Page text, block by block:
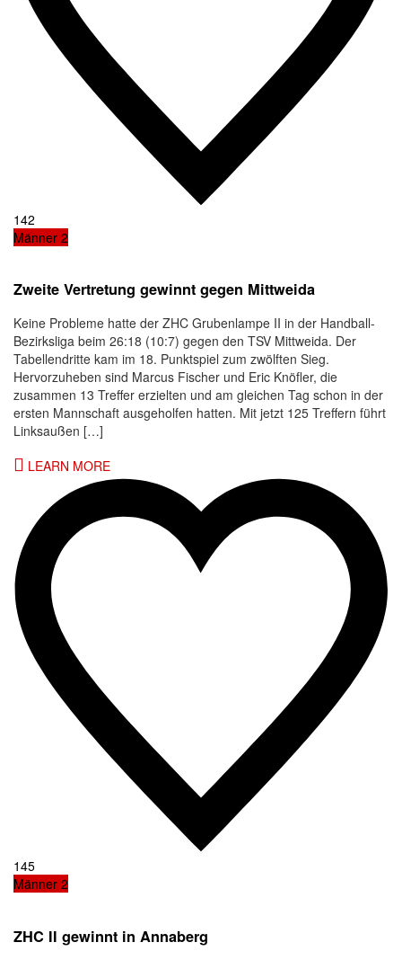
142
Männer 2
Zweite Vertretung gewinnt gegen Mittweida
Keine Probleme hatte der ZHC Grubenlampe II in der Handball-
Bezirksliga beim 26:18 (10:7) gegen den TSV Mittweida. Der
Tabellendritte kam im 18. Punktspiel zum zwölften Sieg.
Hervorzuheben sind Marcus Fischer und Eric Knöfler, die
zusammen 13 Treffer erzielten und am gleichen Tag schon in der
ersten Mannschaft ausgeholfen hatten. Mit jetzt 125 Treffern führt
Linksaußen […]
LEARN MORE
145
Männer 2
ZHC II gewinnt in Annaberg